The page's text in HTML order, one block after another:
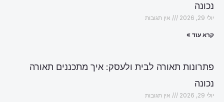
נכונה
יולי 29, 2026 אין תגובות
קרא עוד »
פתרונות תאורה לבית ולעסק: איך מתכננים תאורה
נכונה
יולי 29, 2026 אין תגובות